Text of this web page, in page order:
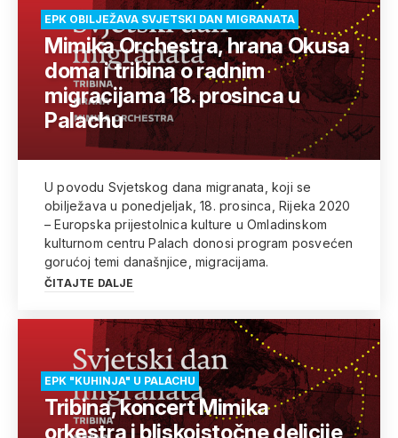
EPK OBILJEŽAVA SVJETSKI DAN MIGRANATA
Mimika Orchestra, hrana Okusa
doma i tribina o radnim
migracijama 18. prosinca u
Palachu
U povodu Svjetskog dana migranata, koji se
obilježava u ponedjeljak, 18. prosinca, Rijeka 2020
– Europska prijestolnica kulture u Omladinskom
kulturnom centru Palach donosi program posvećen
gorućoj temi današnjice, migracijama.
ČITAJTE DALJE
EPK "KUHINJA" U PALACHU
Tribina, koncert Mimika
orkestra i bliskoistočne delicije